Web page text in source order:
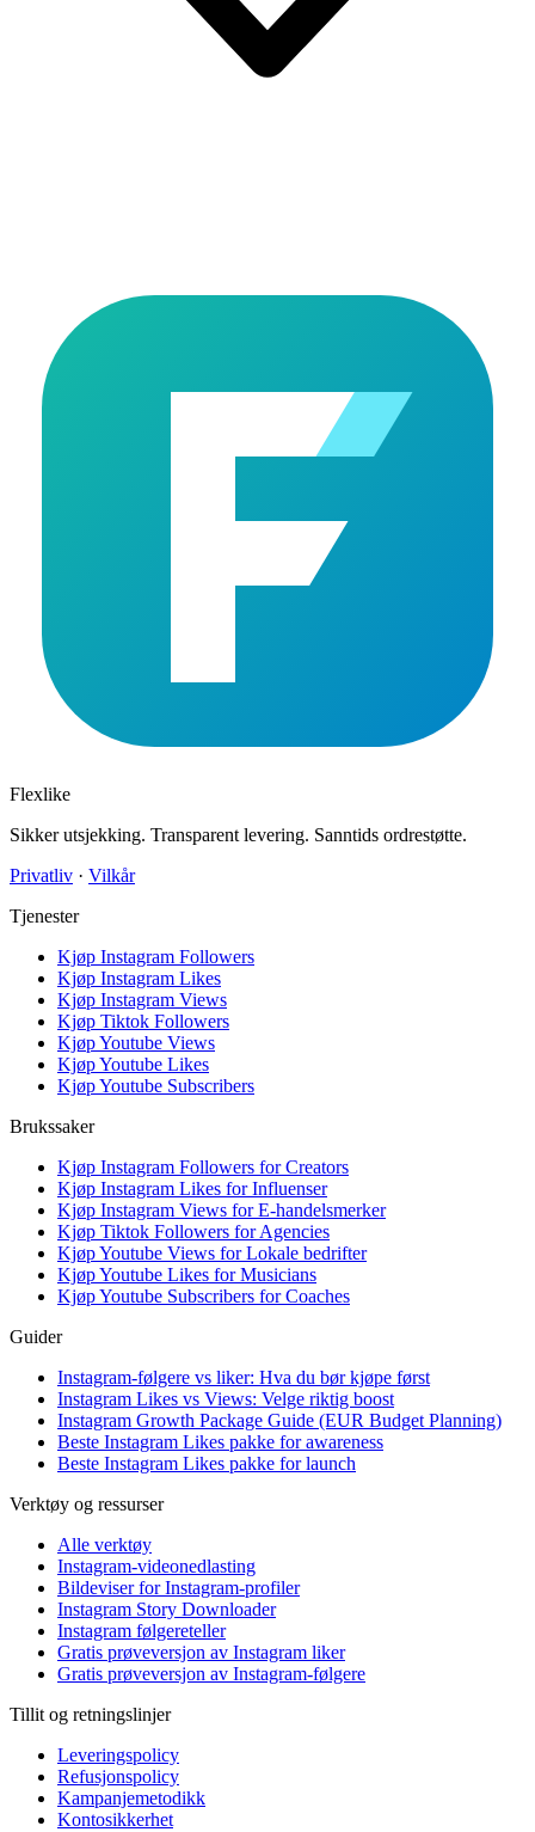
Flexlike
Sikker utsjekking. Transparent levering. Sanntids ordrestøtte.
Privatliv · Vilkår
Tjenester
Kjøp Instagram Followers
Kjøp Instagram Likes
Kjøp Instagram Views
Kjøp Tiktok Followers
Kjøp Youtube Views
Kjøp Youtube Likes
Kjøp Youtube Subscribers
Brukssaker
Kjøp Instagram Followers for Creators
Kjøp Instagram Likes for Influenser
Kjøp Instagram Views for E-handelsmerker
Kjøp Tiktok Followers for Agencies
Kjøp Youtube Views for Lokale bedrifter
Kjøp Youtube Likes for Musicians
Kjøp Youtube Subscribers for Coaches
Guider
Instagram-følgere vs liker: Hva du bør kjøpe først
Instagram Likes vs Views: Velge riktig boost
Instagram Growth Package Guide (EUR Budget Planning)
Beste Instagram Likes pakke for awareness
Beste Instagram Likes pakke for launch
Verktøy og ressurser
Alle verktøy
Instagram-videonedlasting
Bildeviser for Instagram-profiler
Instagram Story Downloader
Instagram følgereteller
Gratis prøveversjon av Instagram liker
Gratis prøveversjon av Instagram-følgere
Tillit og retningslinjer
Leveringspolicy
Refusjonspolicy
Kampanjemetodikk
Kontosikkerhet